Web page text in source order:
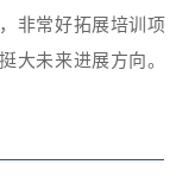
非常好拓展培训项
大未来进展方向。